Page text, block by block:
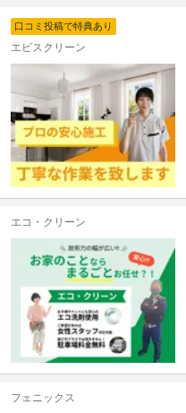
口コミ投稿で特典あり
エビスクリーン
エコ・クリーン
フェニックス